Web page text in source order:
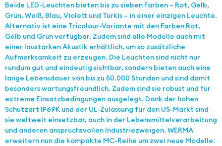
Beide LED-Leuchten bieten bis zu sieben Farben – Rot, Gelb,
Grün, Weiß, Blau, Violett und Türkis – in einer einzigen Leuchte.
Alternativ ist eine Tricolour-Variante mit den Farben Rot,
Gelb und Grün verfügbar. Zudem sind alle Modelle auch mit
einer laustarken Akustik erhältlich, um so zusätzliche
Aufmerksamkeit zu erzeugen. Die Leuchten sind nicht nur
rundum gut und eindeutig sichtbar, sondern bieten auch eine
lange Lebensdauer von bis zu 50.000 Stunden und sind damit
besonders wartungsfreundlich. Zudem sind sie robust und für
extreme Einsatzbedingungen ausgelegt. Dank der hohen
Schutzart IP69K und der UL-Zulassung für den US-Markt sind
sie weltweit einsetzbar, auch in der Lebensmittelverarbeitung
und anderen anspruchsvollen Industriezweigen. WERMA
erweitern nun die kompakte MC-Reihe um zwei neue Modelle: